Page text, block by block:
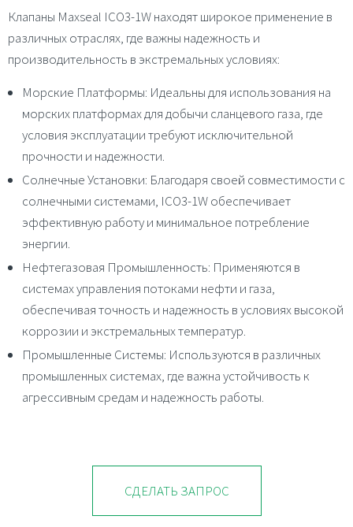
Клапаны Maxseal ICO3-1W находят широкое применение в
различных отраслях, где важны надежность и
производительность в экстремальных условиях:
Морские Платформы: Идеальны для использования на
морских платформах для добычи сланцевого газа, где
условия эксплуатации требуют исключительной
прочности и надежности.
Солнечные Установки: Благодаря своей совместимости с
солнечными системами, ICO3-1W обеспечивает
эффективную работу и минимальное потребление
энергии.
Нефтегазовая Промышленность: Применяются в
системах управления потоками нефти и газа,
обеспечивая точность и надежность в условиях высокой
коррозии и экстремальных температур.
Промышленные Системы: Используются в различных
промышленных системах, где важна устойчивость к
агрессивным средам и надежность работы.
СДЕЛАТЬ ЗАПРОС